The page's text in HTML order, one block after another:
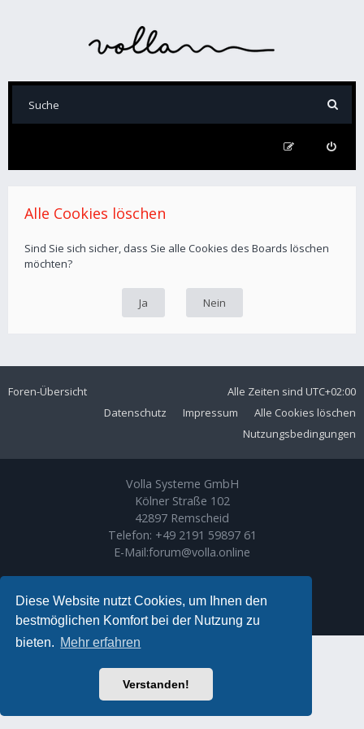
Diese Website nutzt Cookies, um Ihnen den
bestmöglichen Komfort bei der Nutzung zu
bieten. Mehr erfahren
Verstanden!
Alle Cookies löschen
Sind Sie sich sicher, dass Sie alle Cookies des Boards löschen
möchten?
Foren-Übersicht Alle Zeiten sind UTC+02:00
Alle Cookies löschen
Impressum
Datenschutz
Nutzungsbedingungen
Volla Systeme GmbH
Kölner Straße 102
42897 Remscheid
Telefon: +49 2191 59897 61
E-Mail:forum@volla.online
Ariki Theme byGramziu